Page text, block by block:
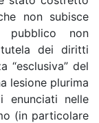
non subisce
pubblico non
dei diritti
“esclusiva” del
lesione plurima
enunciati nelle
(in particolare